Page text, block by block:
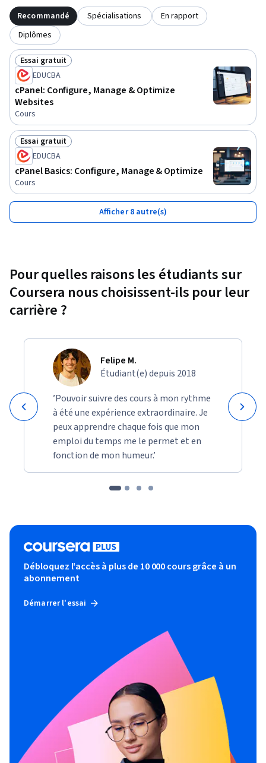
Recommandé Spécialisations
En rapport
Diplômes
Statut : Essai gratuit
Essai gratuit
EDUCBA
cPanel: Configure, Manage & Optimize
Websites
Cours
Statut : Essai gratuit
Essai gratuit
EDUCBA
cPanel Basics: Configure, Manage & Optimize
Cours
Afficher 8 autre(s)
Pour quelles raisons les étudiants sur
Coursera nous choisissent-ils pour leur
carrière ?
Felipe M.
Étudiant(e) depuis 2018
’Pouvoir suivre des cours à mon rythme
à été une expérience extraordinaire. Je
peux apprendre chaque fois que mon
emploi du temps me le permet et en
fonction de mon humeur.’
Débloquez l'accès à plus de 10 000 cours grâce à un
abonnement
Démarrer l'essai